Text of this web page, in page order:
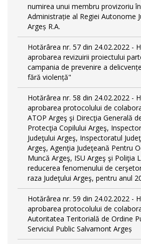
numirea unui membru provizoriu
Administrație al Regiei Autonome
Argeș R.A.
Hotărârea nr. 57 din 24.02.2022 -
aprobarea revizuirii proiectului
campania de prevenire a
fără violență"
Hotărârea nr. 58 din 24.02.2022 -
aprobarea protocolului de
ATOP Argeş şi Direcţia Generală
Protecţia Copilului Argeş,
Judeţului Argeş, Inspectoratul
Argeş, Agenţia Judeţeană Pentru
Muncă Argeş, ISU Argeş şi Poliţia
reducerea fenomenului de
raza Judeţului Argeş, pentru anul
Hotărârea nr. 59 din 24.02.2022 -
aprobarea protocolului de
Autoritatea Teritorială de Ordine
Serviciul Public Salvamont Argeș